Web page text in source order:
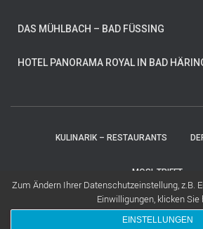
DAS MÜHLBACH – BAD FÜSSING
HOTEL PANORAMA ROYAL IN BAD
KULINARIK – RESTAURANTS
MOSI-TRIFFT
Hestia | Entwickelt von
Zum Ändern Ihrer Datenschutzeinstellung, z.B.
Einwilligungen, klicken Sie
EINSTELLUNGEN